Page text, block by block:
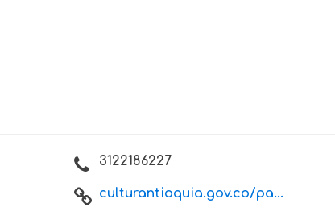
3122186227
culturantioquia.gov.co/pa...